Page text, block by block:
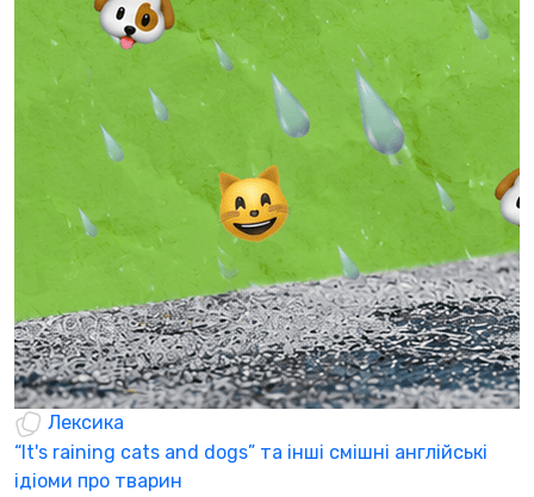
Лексика
“It's raining cats and dogs” та інші смішні англійські
ідіоми про тварин